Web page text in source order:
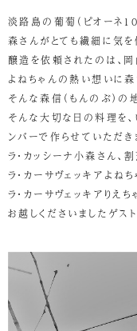
淡路島の葡萄（ピオーネ
森さんがとても繊細に気を
醸造を依頼されたのは、岡
よねちゃんの熱い想いに
そんな森信（もんのぶ）の
そんな大切な日の料理を、
ンバーで作らせていただき
ラ・カッシーナ小森さん、
ラ・カーサヴェッキアよね
ラ・カーサヴェッキアりえち
お越しくださいましたゲス